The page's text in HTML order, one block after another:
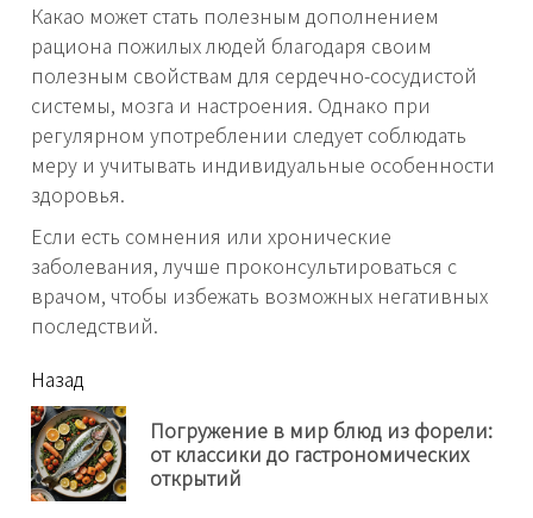
Какао может стать полезным дополнением
рациона пожилых людей благодаря своим
полезным свойствам для сердечно-сосудистой
системы, мозга и настроения. Однако при
регулярном употреблении следует соблюдать
меру и учитывать индивидуальные особенности
здоровья.
Если есть сомнения или хронические
заболевания, лучше проконсультироваться с
врачом, чтобы избежать возможных негативных
последствий.
читать
еще
Назад
Погружение в мир блюд из форели:
от классики до гастрономических
открытий